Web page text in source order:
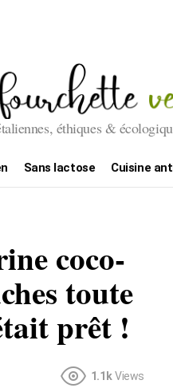
éthiques &
Sans lactose Cuisine
coco-
toute
prêt !
1.1k Views